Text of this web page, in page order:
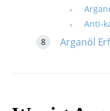
Anti-
Arganöl